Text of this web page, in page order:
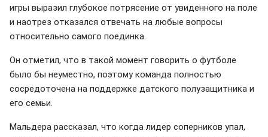
игры выразил глубокое потрясение от увиденного на поле
и наотрез отказался отвечать на любые вопросы
относительно самого поединка.
Он отметил, что в такой момент говорить о футболе
было бы неуместно, поэтому команда полностью
сосредоточена на поддержке датского полузащитника и
его семьи.
Мальдера рассказал, что когда лидер соперников упал,